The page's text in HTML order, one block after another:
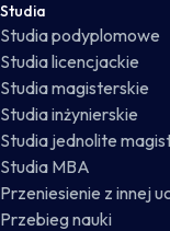
Studia
Studia podyplomowe
Studia licencjackie
Studia magisterskie
Studia inżynierskie
Studia jednolite
Studia MBA
Przeniesienie z innej
Przebieg nauki